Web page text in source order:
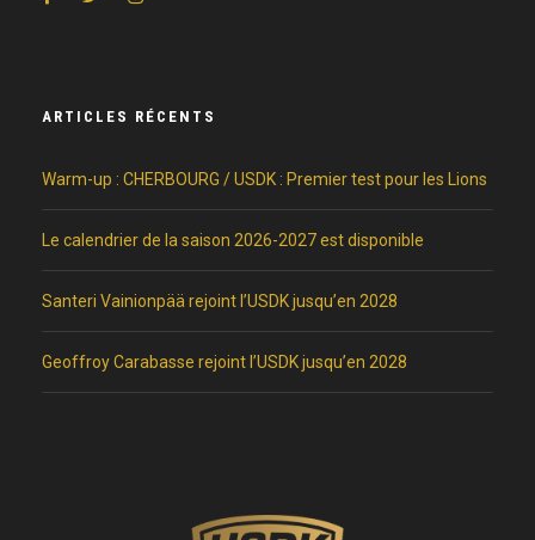
ARTICLES RÉCENTS
Warm-up : CHERBOURG / USDK : Premier test pour les Lions
Le calendrier de la saison 2026-2027 est disponible
Santeri Vainionpää rejoint l’USDK jusqu’en 2028
Geoffroy Carabasse rejoint l’USDK jusqu’en 2028